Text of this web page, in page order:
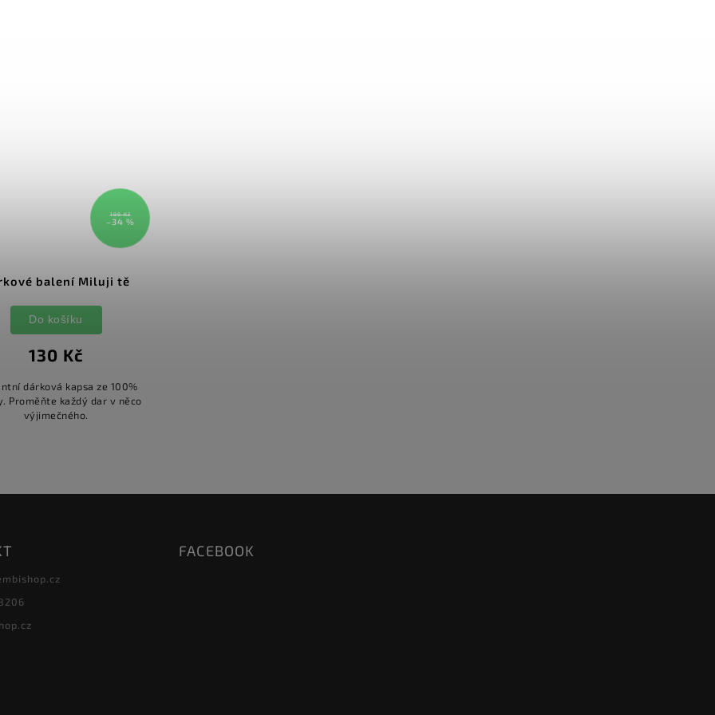
199 Kč
–34 %
balení Miluji tě
130 Kč
Do košíku
dárková kapsa ze 100%
Proměňte každý dar v něco
výjimečného.
FACEBOOK